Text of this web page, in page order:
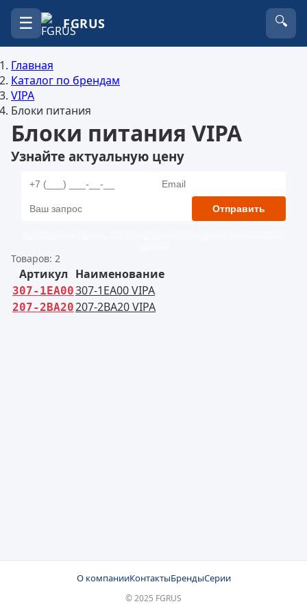
☰ FGRUS 🔍
Главная
Каталог по брендам
VIPA
Блоки питания
Блоки питания VIPA
Узнайте актуальную цену
Отправить
Товаров: 2
Артикул Наименование
307-1EA00307-1EA00 VIPA
207-2BA20207-2BA20 VIPA
О компанииКонтактыБрендыСерии
© 2025 FGRUS